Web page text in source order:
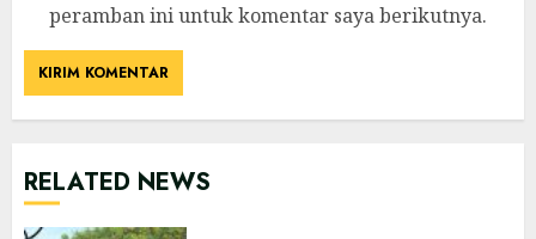
peramban ini untuk komentar saya berikutnya.
RELATED NEWS